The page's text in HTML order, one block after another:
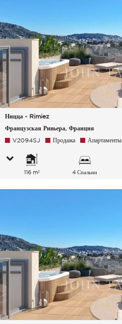
Ницца - Rimiez
Французская Ривьера, Франция
V2094SJ Продажа Апартаменты
116 m² 4 Спальни